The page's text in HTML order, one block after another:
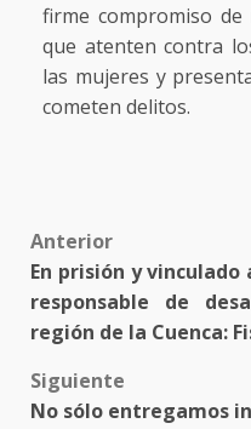
firme compromiso
que atenten contra
las mujeres y
cometen delitos.
Post
navigation
Anterior
En prisión y vinculado
responsable de
región de la Cuenca:
Siguiente
No sólo entregamos